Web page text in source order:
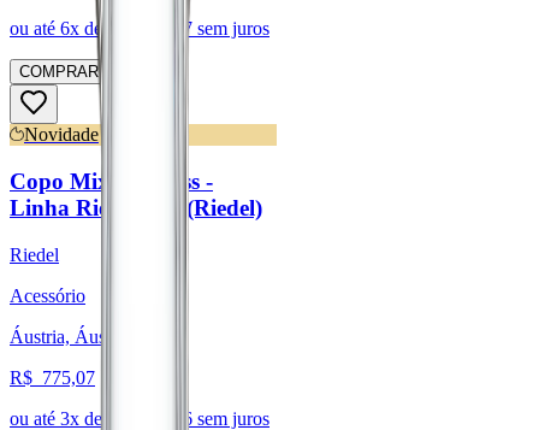
ou até 6x de R$ 942,17 sem juros
COMPRAR
Novidade
Copo Mixing Glass -
Linha Riedel Bar (Riedel)
Riedel
Acessório
Áustria, Áustria
R$ 775,07
ou até 3x de R$ 258,36 sem juros